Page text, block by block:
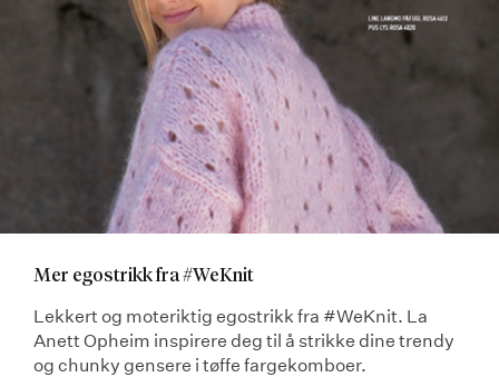
Mer egostrikk fra #WeKnit
Lekkert og moteriktig egostrikk fra #WeKnit. La
Anett Opheim inspirere deg til å strikke dine trendy
og chunky gensere i tøffe fargekomboer.